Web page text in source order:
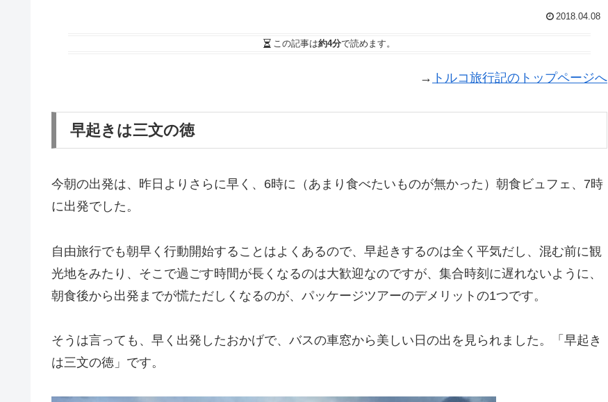
2018.04.08
この記事は約4分で読めます。
→ トルコ旅行記のトップページへ
早起きは三文の徳
今朝の出発は、昨日よりさらに早く、6時に（あまり食べたいものが無かった）朝食ビュフェ、7時
に出発でした。
自由旅行でも朝早く行動開始することはよくあるので、早起きするのは全く平気だし、混む前に観
光地をみたり、そこで過ごす時間が長くなるのは大歓迎なのですが、集合時刻に遅れないように、
朝食後から出発までが慌ただしくなるのが、パッケージツアーのデメリットの1つです。
そうは言っても、早く出発したおかげで、バスの車窓から美しい日の出を見られました。「早起き
は三文の徳」です。